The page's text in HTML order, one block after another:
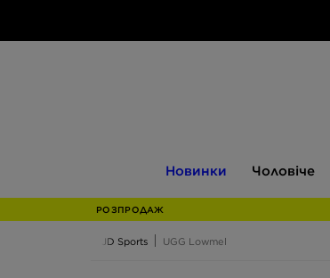
Новинки Чоловіче
РОЗПРОДАЖ
JD Sports UGG Lowmel